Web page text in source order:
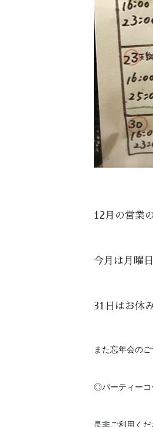
12月の営業
今月は月曜
31日はお休
また忘年会の
◎パーティーコ
是非ご利用くだ